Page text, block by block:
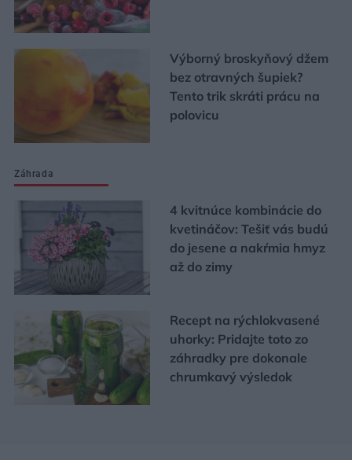
Výborný broskyňový džem
bez otravných šupiek?
Tento trik skráti prácu na
polovicu
Záhrada
4 kvitnúce kombinácie do
kvetináčov: Tešiť vás budú
do jesene a nakŕmia hmyz
až do zimy
Recept na rýchlokvasené
uhorky: Pridajte toto zo
záhradky pre dokonale
chrumkavý výsledok